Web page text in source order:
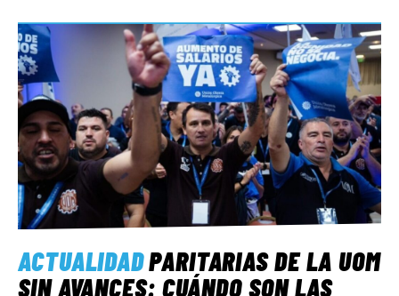
ACTUALIDADPARITARIAS DE LA UOM
SIN AVANCES: CUÁNDO SON LAS